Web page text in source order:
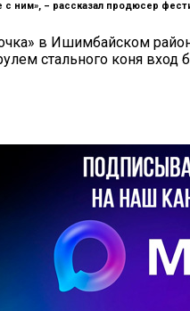
с ним», – рассказал продюсер
в Ишимбайском
стального коня вход